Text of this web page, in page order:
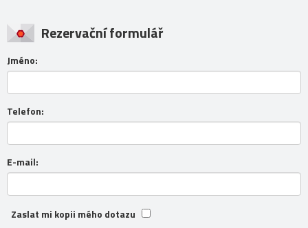
Rezervační formulář
Jméno:
Telefon:
E-mail:
Zaslat mi kopii mého dotazu